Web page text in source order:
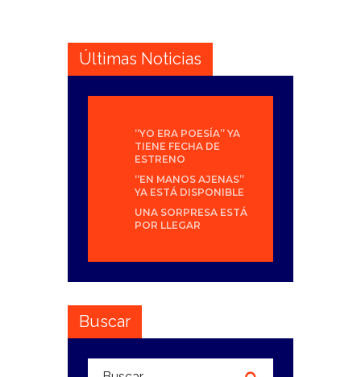
Últimas Noticias
“YO ERA POESÍA” YA
TIENE FECHA DE
ESTRENO
“EN MANOS AJENAS”
YA ESTÁ DISPONIBLE
UNA SORPRESA ESTÁ
POR LLEGAR
Buscar
Buscar: